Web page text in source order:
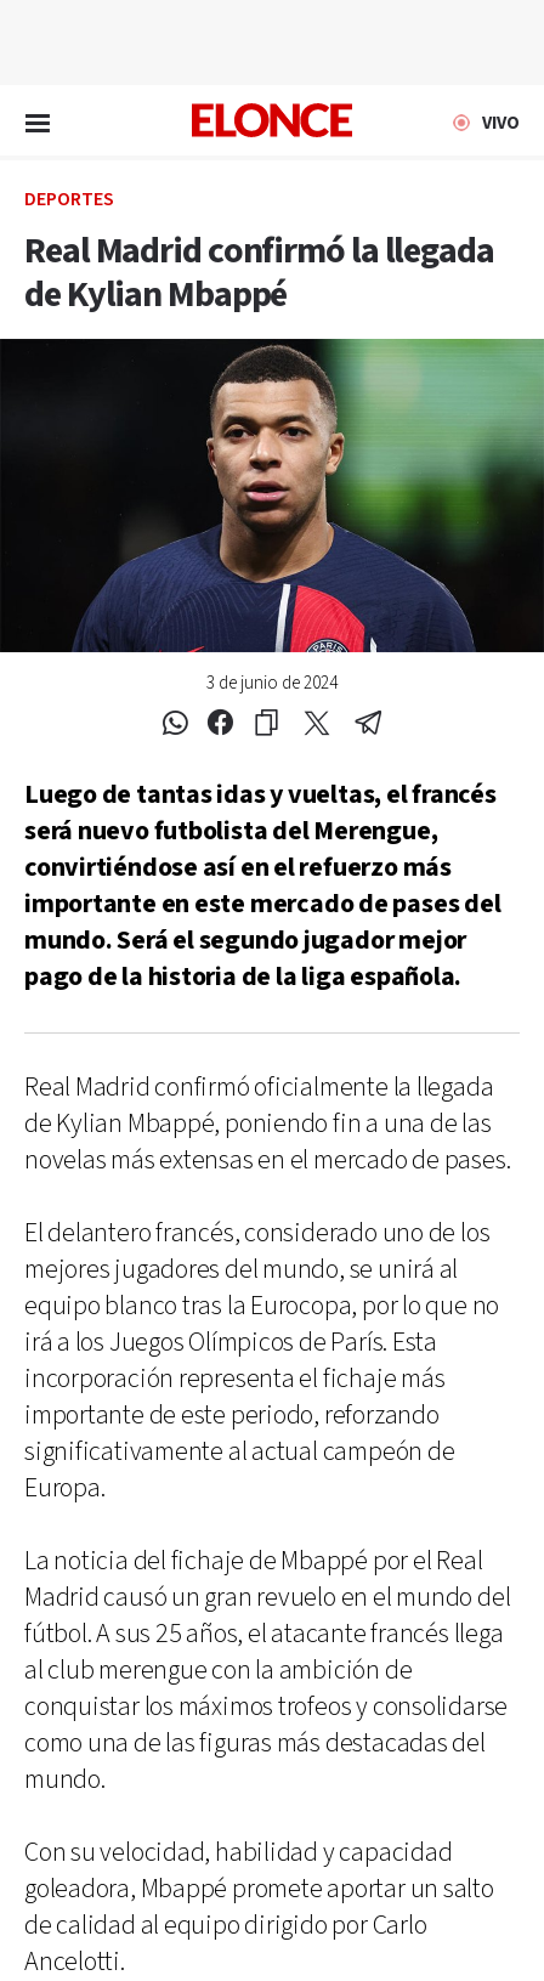
VIVO
DEPORTES
Real Madrid confirmó la llegada
de Kylian Mbappé
3 de junio de 2024
Luego de tantas idas y vueltas, el francés
será nuevo futbolista del Merengue,
convirtiéndose así en el refuerzo más
importante en este mercado de pases del
mundo. Será el segundo jugador mejor
pago de la historia de la liga española.
Real Madrid confirmó oficialmente la llegada
de Kylian Mbappé, poniendo fin a una de las
novelas más extensas en el mercado de pases.
El delantero francés, considerado uno de los
mejores jugadores del mundo, se unirá al
equipo blanco tras la Eurocopa, por lo que no
irá a los Juegos Olímpicos de París. Esta
incorporación representa el fichaje más
importante de este periodo, reforzando
significativamente al actual campeón de
Europa.
La noticia del fichaje de Mbappé por el Real
Madrid causó un gran revuelo en el mundo del
fútbol. A sus 25 años, el atacante francés llega
al club merengue con la ambición de
conquistar los máximos trofeos y consolidarse
como una de las figuras más destacadas del
mundo.
Con su velocidad, habilidad y capacidad
goleadora, Mbappé promete aportar un salto
de calidad al equipo dirigido por Carlo
Ancelotti.